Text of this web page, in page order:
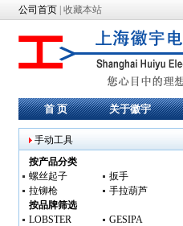
公司首页| 收藏本站
首 页 关于徽宇
手动工具
按产品分类
螺丝起子
扳手
拉铆枪
手拉葫芦
按品牌筛选
LOBSTER
GESIPA